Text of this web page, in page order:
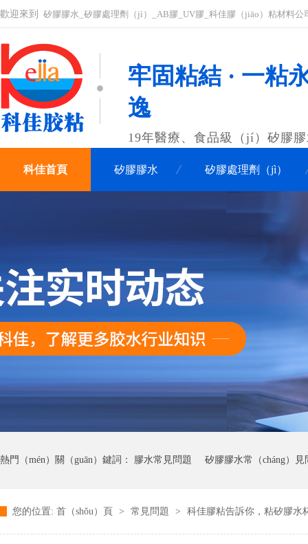
歡迎來到 矽膠膠水_矽膠處理劑（jì）_AB膠_UV膠_科佳膠（jiāo）粘材料公
牢固粘結 · 一粘
逸
19年醫療、食品級（jí）矽膠
科佳首頁 矽膠膠水 矽膠處理劑（jì）
熱門（mén）關（guān）鍵詞： 膠水常見問題 矽膠膠水常（cháng）
矽膠（jiāo）處理劑常見問題 AB膠常見問題（tí） 快幹（gàn）膠（
您的位置: 首（shǒu）頁 > 常見問題 > 科佳膠粘告訴你，粘矽膠水